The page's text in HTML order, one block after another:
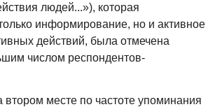
людей...»), которая
информирование, но и активное
действий, была отмечена
числом респондентов-
втором месте по частоте упоминания